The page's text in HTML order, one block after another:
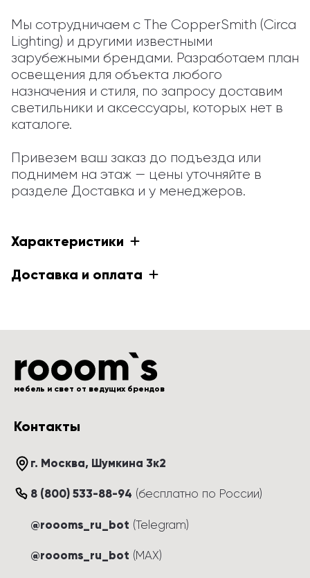
Мы сотрудничаем с The CopperSmith (Circa
Lighting) и другими известными
зарубежными брендами. Разработаем план
освещения для объекта любого
назначения и стиля, по запросу доставим
светильники и аксессуары, которых нет в
каталоге.
Привезем ваш заказ до подъезда или
поднимем на этаж — цены уточняйте в
разделе Доставка и у менеджеров.
Характеристики
Доставка и оплата
мебель и свет от ведущих брендов
Контакты
г. Москва, Шумкина 3к2
8 (800) 533-88-94 (бесплатно по России)
@roooms_ru_bot (Telegram)
@roooms_ru_bot (MAX)